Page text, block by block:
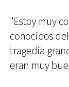
"Estoy muy
conocidos
tragedia
eran muy